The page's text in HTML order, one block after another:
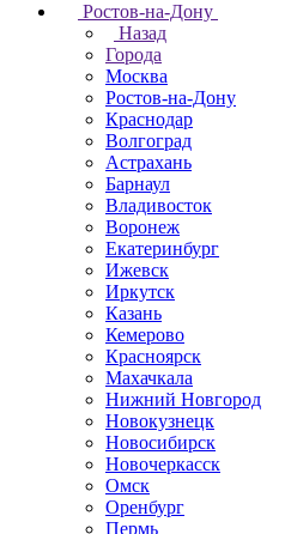
Ростов-на-Дону
Назад
Города
Москва
Ростов-на-Дону
Краснодар
Волгоград
Астрахань
Барнаул
Владивосток
Воронеж
Екатеринбург
Ижевск
Иркутск
Казань
Кемерово
Красноярск
Махачкала
Нижний Новгород
Новокузнецк
Новосибирск
Новочеркаcск
Омск
Оренбург
Пермь